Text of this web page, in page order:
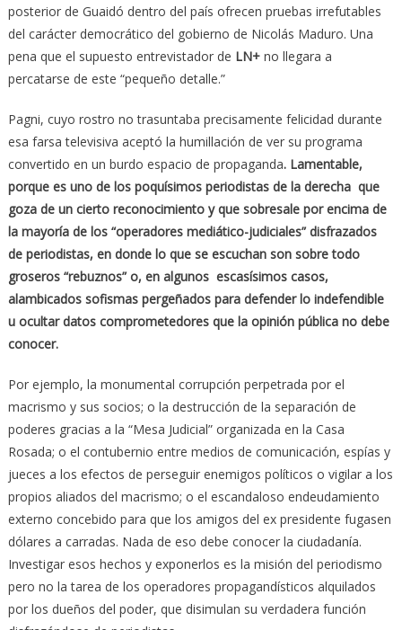
posterior de Guaidó dentro del país ofrecen pruebas irrefutables
del carácter democrático del gobierno de Nicolás Maduro. Una
pena que el supuesto entrevistador de LN+no llegara a
percatarse de este “pequeño detalle.”
Pagni, cuyo rostro no trasuntaba precisamente felicidad durante
esa farsa televisiva aceptó la humillación de ver su programa
convertido en un burdo espacio de propaganda. Lamentable,
porque es uno de los poquísimos periodistas de la derecha que
goza de un cierto reconocimiento y que sobresale por encima de
la mayoría de los “operadores mediático-judiciales” disfrazados
de periodistas, en donde lo que se escuchan son sobre todo
groseros “rebuznos” o, en algunos escasísimos casos,
alambicados sofismas pergeñados para defender lo indefendible
u ocultar datos comprometedores que la opinión pública no debe
conocer.
Por ejemplo, la monumental corrupción perpetrada por el
macrismo y sus socios; o la destrucción de la separación de
poderes gracias a la “Mesa Judicial” organizada en la Casa
Rosada; o el contubernio entre medios de comunicación, espías y
jueces a los efectos de perseguir enemigos políticos o vigilar a los
propios aliados del macrismo; o el escandaloso endeudamiento
externo concebido para que los amigos del ex presidente fugasen
dólares a carradas. Nada de eso debe conocer la ciudadanía.
Investigar esos hechos y exponerlos es la misión del periodismo
pero no la tarea de los operadores propagandísticos alquilados
por los dueños del poder, que disimulan su verdadera función